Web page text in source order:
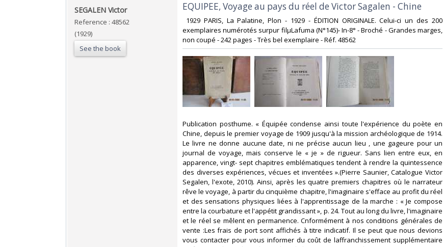
‎SEGALEN Victor‎
Reference : 48562
(1929)
See the book
‎EQUIPEE, Voyage au pays du réel de Victor Sagalen - Chine‎
‎ 1929 PARIS, La Palatine, Plon - 1929 - ÉDITION ORIGINALE. Celui-ci un des 200
exemplaires numérotés surpur filµLafuma (N°145)- In-8° - Broché - Grandes marges,
non coupé - 242 pages - Très bel exemplaire - Réf. 48562‎
‎Publication posthume. « Équipée condense ainsi toute l'expérience du poète en
Chine, depuis le premier voyage de 1909 jusqu'à la mission archéologique de 1914.
Le livre ne donne aucune date, ni ne précise aucun lieu , une gageure pour un
journal de voyage, mais conserve le « je » de rigueur. Sans lien entre eux, en
apparence, vingt- sept chapitres emblématiques tendent à rendre la quintessence
des diverses expériences, vécues et inventées ».(Pierre Saunier, Catalogue Victor
Segalen, l'exote, 2010). Ainsi, après les quatre premiers chapitres où le narrateur
rêve le voyage, à partir du cinquième chapitre, l'imaginaire s'efface au profit du réel
et des sensations physiques liées à l'apprentissage de la marche : « Je compose
entre la courbature et l'appétit grandissant », p. 24. Tout au long du livre, l'imaginaire
et le réel se mêlent en permanence. Cnformément à nos conditions générales de
vente :Les frais de port sont affichés à titre indicatif. Il se peut que nous devions
vous contacter pour vous informer du coût de laffranchissement supplémentaire